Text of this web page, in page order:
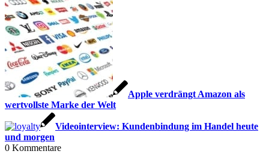
Apple verdrängt Amazon als
wertvollste Marke der Welt
Videointerview: Kundenbindung im Handel heute
und morgen
0 Kommentare